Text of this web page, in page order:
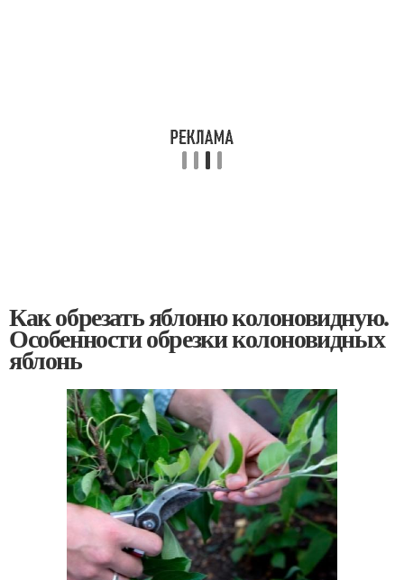
Как обрезать яблоню колоновидную.
Особенности обрезки колоновидных
яблонь